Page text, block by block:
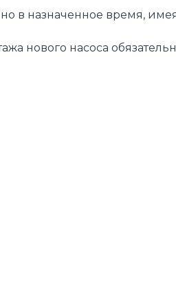
в назначенное время,
нового насоса